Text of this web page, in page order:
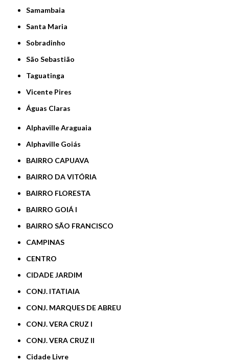
Samambaia
Santa Maria
Sobradinho
São Sebastião
Taguatinga
Vicente Pires
Águas Claras
Alphaville Araguaia
Alphaville Goiás
BAIRRO CAPUAVA
BAIRRO DA VITÓRIA
BAIRRO FLORESTA
BAIRRO GOIÁ I
BAIRRO SÃO FRANCISCO
CAMPINAS
CENTRO
CIDADE JARDIM
CONJ. ITATIAIA
CONJ. MARQUES DE ABREU
CONJ. VERA CRUZ I
CONJ. VERA CRUZ II
Cidade Livre